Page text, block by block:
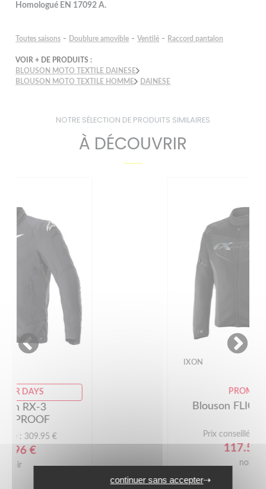
Homologué EN 17092 A.
Toutes saisons - Doublure amovible -Ventilé - Raccord pantalon
VOIR + DE PRODUITS :
BLOUSON MOTO TEXTILE DAINESE
BLOUSON MOTO TEXTILE HOMME
DAINESE
NOTRE SÉLECTION DE PRODUITS SIMILAIRES
À DÉCOUVRIR
continuer sans accepter